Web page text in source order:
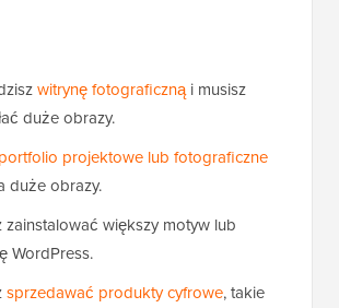
witrynę fotograficznąi musisz
duże obrazy.
portfolio projektowe lub fotograficzne
duże obrazy.
zainstalować większy motyw lub
WordPress.
sprzedawać produkty cyfrowe, takie